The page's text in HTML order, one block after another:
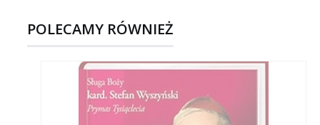
POLECAMY RÓWNIEŻ